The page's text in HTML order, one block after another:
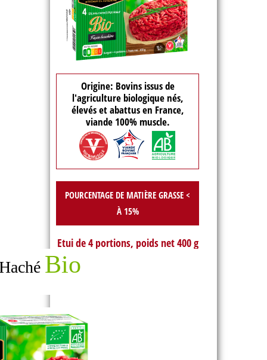
Origine: Bovins issus de
l'agriculture biologique nés,
élevés et abattus en France,
viande 100% muscle.
POURCENTAGE DE MATIÈRE GRASSE <
À 15%
Etui de 4 portions, poids net 400 g
Bio